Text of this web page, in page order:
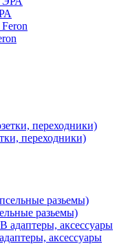
переходники)
разьемы)
аксессуары